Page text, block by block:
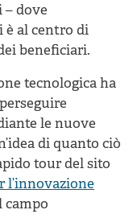
– dove
è al centro di
beneficiari.
tecnologica ha
le nuove
di quanto ciò
tour del sito
l’innovazione
campo